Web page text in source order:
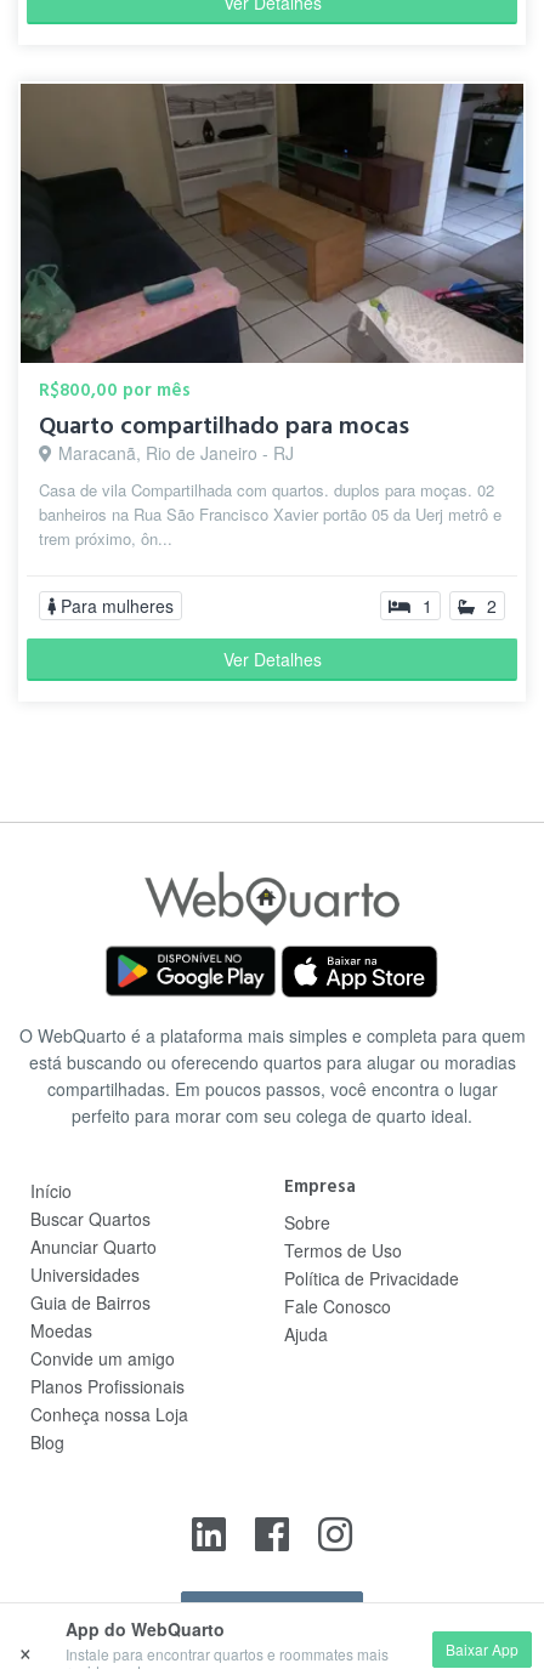
R$800,00 por mês
Quarto compartilhado para mocas
Maracanã, Rio de Janeiro - RJ
Casa de vila Compartilhada com quartos. duplos para moças. 02
banheiros na Rua São Francisco Xavier portão 05 da Uerj metrô e
trem próximo, ôn...
Para mulheres 1 2
Ver Detalhes
×
App do WebQuarto
Instale para encontrar quartos e roommates mais
Baixar App
O WebQuarto é a plataforma mais simples e completa para quem
está buscando ou oferecendo quartos para alugar ou moradias
compartilhadas. Em poucos passos, você encontra o lugar
perfeito para morar com seu colega de quarto ideal.
Início
Buscar Quartos
Anunciar Quarto
Universidades
Guia de Bairros
Moedas
Convide um amigo
Planos Profissionais
Conheça nossa Loja
Blog
Empresa
Sobre
Termos de Uso
Política de Privacidade
Fale Conosco
Ajuda